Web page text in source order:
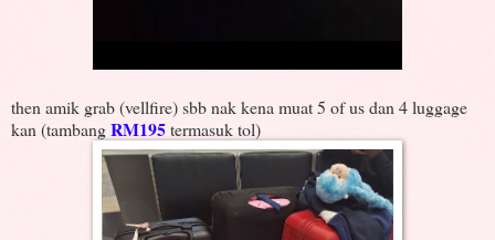
then amik grab (vellfire) sbb nak kena muat 5 of us dan 4 luggage
kan (tambangRM195termasuk tol)